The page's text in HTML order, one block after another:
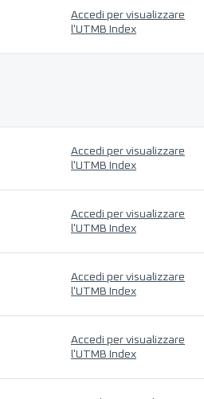
Accedi per visualizzare
l'UTMB Index
Accedi per visualizzare
l'UTMB Index
Accedi per visualizzare
l'UTMB Index
Accedi per visualizzare
l'UTMB Index
Accedi per visualizzare
l'UTMB Index